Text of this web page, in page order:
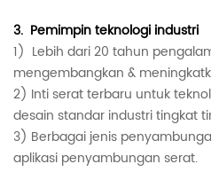
3. Pemimpin teknologi industri
1) Lebih dari 20 tahun
mengembangkan &
2) Inti serat terbaru untuk
desain standar industri tingkat
3) Berbagai jenis
aplikasi penyambungan serat.